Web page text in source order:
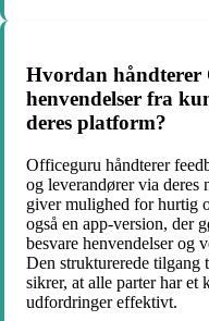
Hvordan håndterer
henvendelser fra
deres platform?
Officeguru håndterer
og leverandører via
giver mulighed for hurtig
også en app-version, der
besvare henvendelser og
Den strukturerede tilgang
sikrer, at alle parter har et
udfordringer effektivt.